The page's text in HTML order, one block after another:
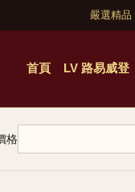
嚴選精品
首頁 LV 路易威登
格